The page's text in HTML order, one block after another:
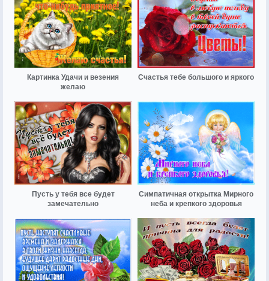
Картинка Удачи и везения
желаю
Счастья тебе большого и яркого
Пусть у тебя все будет
замечательно
Симпатичная открытка Мирного
неба и крепкого здоровья